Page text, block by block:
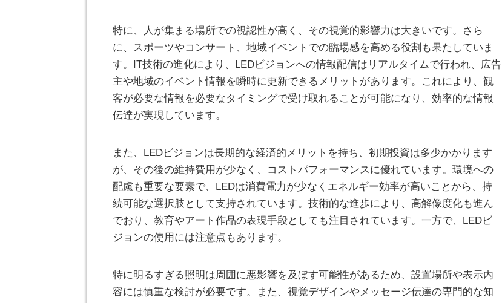
特に、人が集まる場所での視認性が高く、その視覚的影響力は大きいです。さら
に、スポーツやコンサート、地域イベントでの臨場感を高める役割も果たしていま
す。IT技術の進化により、LEDビジョンへの情報配信はリアルタイムで行われ、広告
主や地域のイベント情報を瞬時に更新できるメリットがあります。これにより、観
客が必要な情報を必要なタイミングで受け取れることが可能になり、効率的な情報
伝達が実現しています。
また、LEDビジョンは長期的な経済的メリットを持ち、初期投資は多少かかります
が、その後の維持費用が少なく、コストパフォーマンスに優れています。環境への
配慮も重要な要素で、LEDは消費電力が少なくエネルギー効率が高いことから、持
続可能な選択肢として支持されています。技術的な進歩により、高解像度化も進ん
でおり、教育やアート作品の表現手段としても注目されています。一方で、LEDビ
ジョンの使用には注意点もあります。
特に明るすぎる照明は周囲に悪影響を及ぼす可能性があるため、設置場所や表示内
容には慎重な検討が必要です。また、視覚デザインやメッセージ伝達の専門的な知